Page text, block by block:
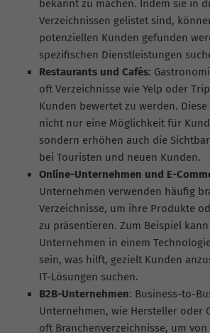
bekannt zu machen. Indem sie in
Verzeichnissen gelistet sind,
potenziellen Kunden gefunden
spezifischen Dienstleistungen
Restaurants und Cafés:
oft Verzeichnisse wie Yelp oder
Kunden bewertet zu werden.
nicht nur eine Möglichkeit für
sondern erhöhen auch die
bei Touristen und neuen Kunden.
Online-Unternehmen und E-
Unternehmen verwenden häufig
Verzeichnisse, um ihre Produkte
zu präsentieren. Zum Beispiel kann
Unternehmen in einem
sein, was hilft, gezielt Kunden
IT-Lösungen suchen.
B2B-Unternehmen: Business-to-
Unternehmen, wie Hersteller oder
oft Branchenverzeichnisse, um